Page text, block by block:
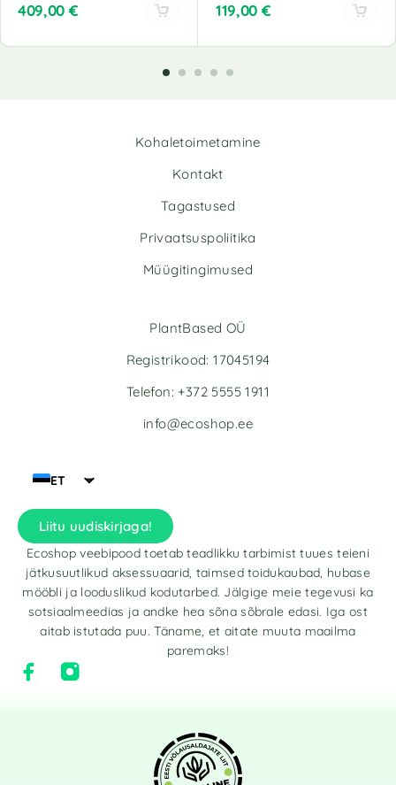
409,00 € 119,00 €
t
a
t
v
:
Kohaletoimetamine
Kontakt
Tagastused
Privaatsuspoliitika
Müügitingimused
ET
Liitu uudiskirjaga!
Ecoshop veebipood toetab teadlikku tarbimist tuues teieni
jätkusuutlikud aksessuaarid, taimsed toidukaubad, hubase
mööbli ja looduslikud kodutarbed. Jälgige meie tegevusi ka
sotsiaalmeedias ja andke hea sõna sõbrale edasi. Iga ost
aitab istutada puu. Täname, et aitate muuta maailma
paremaks!
PlantBased OÜ
Registrikood: 17045194
Telefon: +372 5555 1911
info@ecoshop.ee